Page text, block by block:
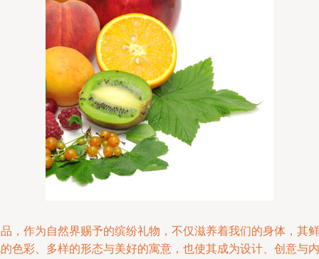
，作为自然界赐予的缤纷礼物，不仅滋养着我们的身体，其鲜
色彩、多样的形态与美好的寓意，也使其成为设计、创意与内